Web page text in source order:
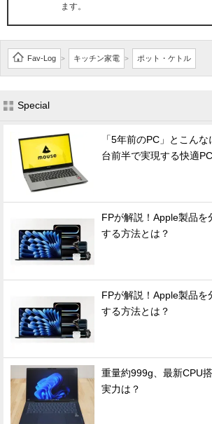
ます。
Fav-Log > キッチン家電 > ポット・ケトル
Special
「5年前のPC」とこん
台前半で実現する快適
FPが解説！Apple製品
する方法とは？
FPが解説！Apple製品
する方法とは？
重量約999g、最新CPU
実力は？